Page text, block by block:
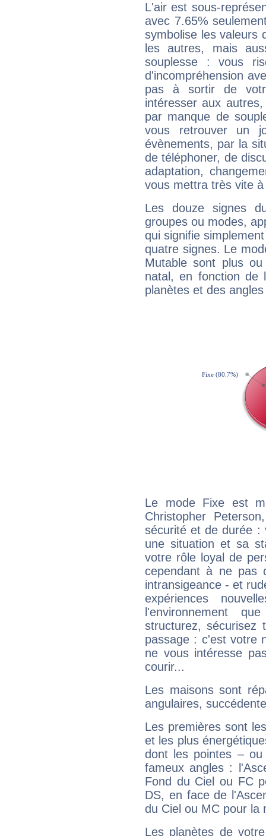
L'air est sous-
avec 7.65%
symbolise les valeurs
les autres, mais
souplesse : vous
d'incompréhension
pas à sortir de
intéresser aux
par manque de
vous retrouver un
évènements, par la
de téléphoner, de
adaptation,
vous mettra très vite
Les douze signes
groupes ou modes,
qui signifie
quatre signes. Le
Mutable sont plus
natal, en fonction de
planètes et des
Le mode Fixe est
Christopher
sécurité et de durée :
une situation et sa
votre rôle loyal de
cependant à ne pas
intransigeance - et
expériences
l'environnement
structurez, sécurisez
passage : c'est votre
ne vous intéresse
courir...
Les maisons sont
angulaires,
Les premières sont
et les plus
dont les pointes –
fameux angles :
Fond du Ciel ou FC
DS, en face de
du Ciel ou MC pour la
Les planètes de